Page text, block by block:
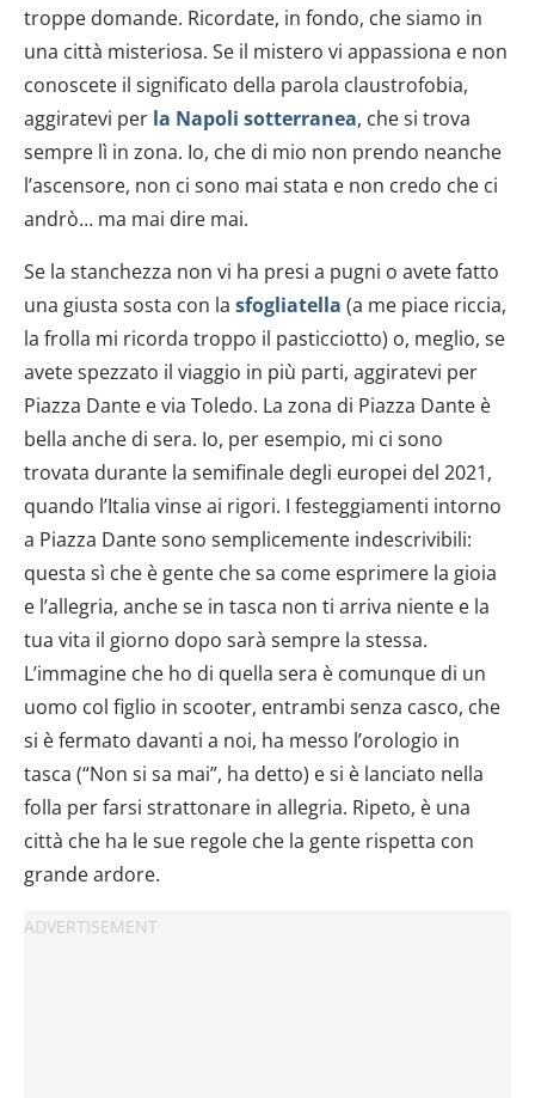
troppe domande. Ricordate, in fondo, che siamo in
una città misteriosa. Se il mistero vi appassiona e non
conoscete il significato della parola claustrofobia,
aggiratevi per la Napoli sotterranea, che si trova
sempre lì in zona. Io, che di mio non prendo neanche
l’ascensore, non ci sono mai stata e non credo che ci
andrò… ma mai dire mai.
Se la stanchezza non vi ha presi a pugni o avete fatto
una giusta sosta con la sfogliatella (a me piace riccia,
la frolla mi ricorda troppo il pasticciotto) o, meglio, se
avete spezzato il viaggio in più parti, aggiratevi per
Piazza Dante e via Toledo. La zona di Piazza Dante è
bella anche di sera. Io, per esempio, mi ci sono
trovata durante la semifinale degli europei del 2021,
quando l’Italia vinse ai rigori. I festeggiamenti intorno
a Piazza Dante sono semplicemente indescrivibili:
questa sì che è gente che sa come esprimere la gioia
e l’allegria, anche se in tasca non ti arriva niente e la
tua vita il giorno dopo sarà sempre la stessa.
L’immagine che ho di quella sera è comunque di un
uomo col figlio in scooter, entrambi senza casco, che
si è fermato davanti a noi, ha messo l’orologio in
tasca (“Non si sa mai”, ha detto) e si è lanciato nella
folla per farsi strattonare in allegria. Ripeto, è una
città che ha le sue regole che la gente rispetta con
grande ardore.